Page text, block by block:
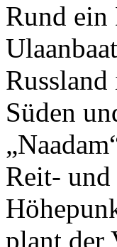
Rund
Süden
Reit-
plant der